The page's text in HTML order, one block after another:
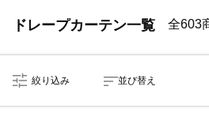
ドレープカーテン一覧 全603
絞り込み 並び替え